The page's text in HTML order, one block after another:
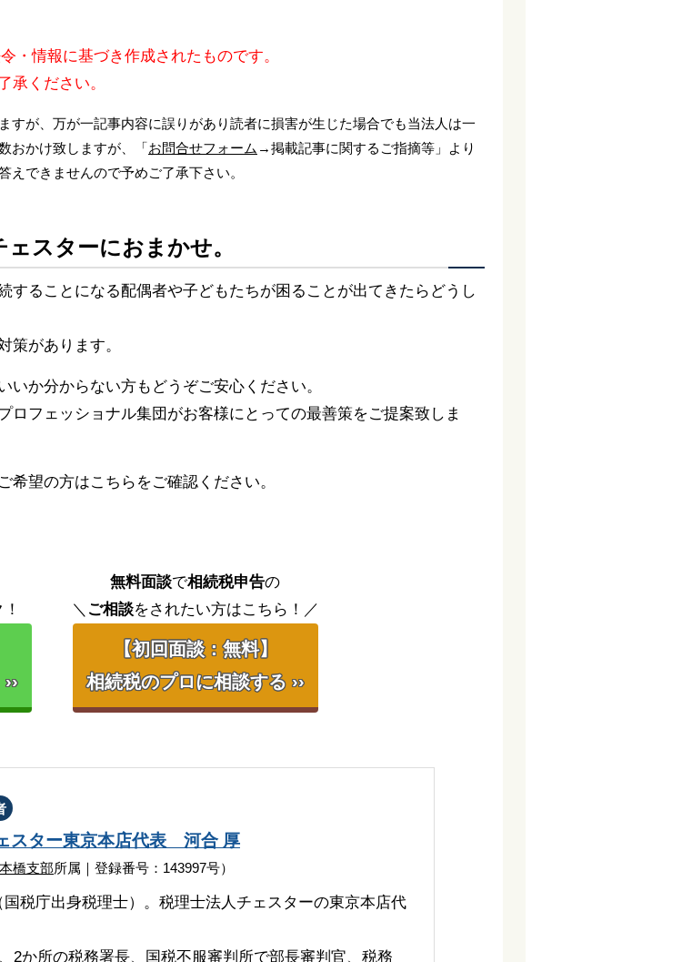
・情報に基づき作成されたものです。
承ください。
が、万が一記事内容に誤りがあり読者に損害が生じた場合でも当法人は一
おかけ致しますが、「 お問合せフォーム →掲載記事に関するご指摘等」より
できませんので予めご了承下さい。
ェスターにおまかせ。
することになる配偶者や子どもたちが困ることが出てきたらどうし
策があります。
か分からない方もどうぞご安心ください。
フェッショナル集団がお客様にとっての最善策をご提案致しま
望の方はこちらをご確認ください。
無料面談で相続税申告の
＼ ご相談をされたい方はこちら！／
【初回面談：無料】
相続税のプロに相談する ››
スター東京本店代表 河合 厚
橋支部所属｜登録番号：143997号）
国税庁出身税理士）。税理士法人チェスターの東京本店代
2か所の税務署長、国税不服審判所で部長審判官、税務